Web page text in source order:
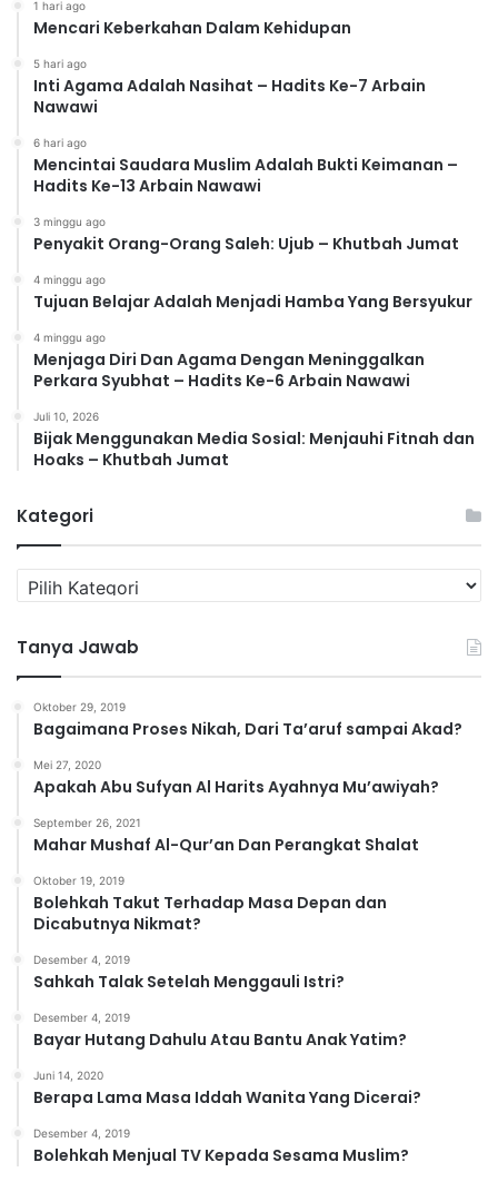
1 hari ago
Mencari Keberkahan Dalam Kehidupan
5 hari ago
Inti Agama Adalah Nasihat – Hadits Ke-7 Arbain
Nawawi
6 hari ago
Mencintai Saudara Muslim Adalah Bukti Keimanan –
Hadits Ke-13 Arbain Nawawi
3 minggu ago
Penyakit Orang-Orang Saleh: Ujub – Khutbah Jumat
4 minggu ago
Tujuan Belajar Adalah Menjadi Hamba Yang Bersyukur
4 minggu ago
Menjaga Diri Dan Agama Dengan Meninggalkan
Perkara Syubhat – Hadits Ke-6 Arbain Nawawi
Juli 10, 2026
Bijak Menggunakan Media Sosial: Menjauhi Fitnah dan
Hoaks – Khutbah Jumat
Kategori
a
e
g
Tanya Jawab
Oktober 29, 2019
Bagaimana Proses Nikah, Dari Ta’aruf sampai Akad?
Mei 27, 2020
Apakah Abu Sufyan Al Harits Ayahnya Mu’awiyah?
September 26, 2021
Mahar Mushaf Al-Qur’an Dan Perangkat Shalat
Oktober 19, 2019
Bolehkah Takut Terhadap Masa Depan dan
Dicabutnya Nikmat?
Desember 4, 2019
Sahkah Talak Setelah Menggauli Istri?
Desember 4, 2019
Bayar Hutang Dahulu Atau Bantu Anak Yatim?
Juni 14, 2020
Berapa Lama Masa Iddah Wanita Yang Dicerai?
Desember 4, 2019
Bolehkah Menjual TV Kepada Sesama Muslim?